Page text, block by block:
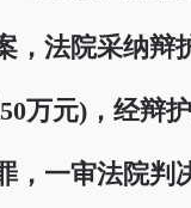
，法院采纳辩
万元)，经辩
，一审法院判